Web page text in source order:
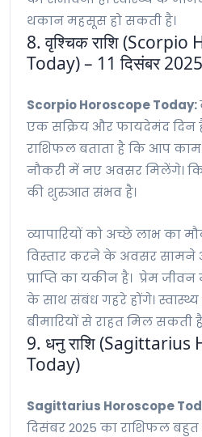
थकान महसूस हो सकती है।
8. वृश्चिक राशि
Today) – 11 दिसंबर
Scorpio Horoscope Today:
एक सक्रिय और फायदेमंद दिन
राशिफल बताता है कि आप
नौकरी में नए अवसर मिलेंगे।
की शुरुआत संभव है।
व्यापारियों को अच्छे लाभ का
विस्तार करने के अवसर
प्राप्ति का यकीन है। प्रेम
के साथ संबंध गहरे होंगे। स्वास्थ्य
बीमारियों से राहत मिल सकती
9. धनु राशि
Today)
Sagittarius Horoscope
दिसंबर 2025 का राशिफल